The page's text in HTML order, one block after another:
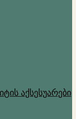
აქსესუარები